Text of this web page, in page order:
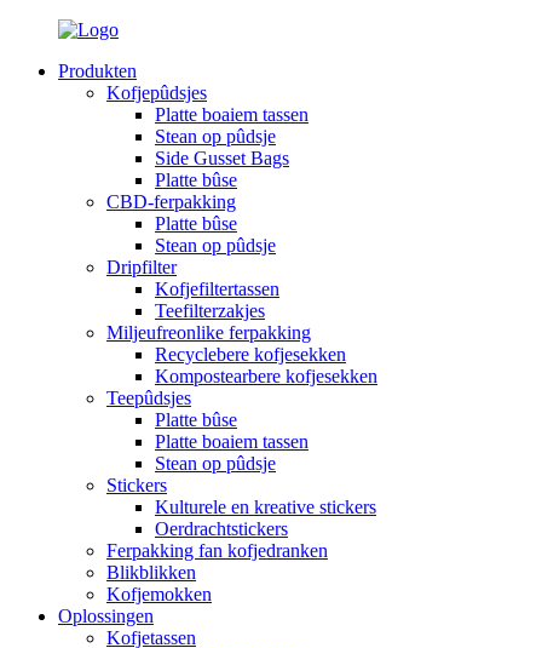
Produkten
Kofjepûdsjes
Platte boaiem tassen
Stean op pûdsje
Side Gusset Bags
Platte bûse
CBD-ferpakking
Platte bûse
Stean op pûdsje
Dripfilter
Kofjefiltertassen
Teefilterzakjes
Miljeufreonlike ferpakking
Recyclebere kofjesekken
Kompostearbere kofjesekken
Teepûdsjes
Platte bûse
Platte boaiem tassen
Stean op pûdsje
Stickers
Kulturele en kreative stickers
Oerdrachtstickers
Ferpakking fan kofjedranken
Blikblikken
Kofjemokken
Oplossingen
Kofjetassen